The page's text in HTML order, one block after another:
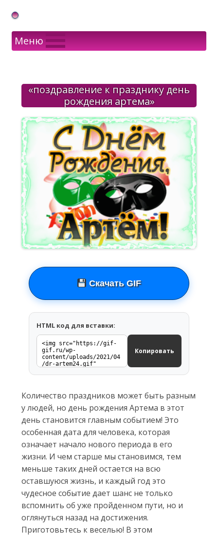
Gif Открытки в подарок
Меню
«поздравление к празднику день
рождения артема»
Скачать GIF
HTML код для вставки:
Копировать
Количество праздников может быть разным
у людей, но день рождения Артема в этот
день становится главным событием! Это
особенная дата для человека, которая
означает начало нового периода в его
жизни. И чем старше мы становимся, тем
меньше таких дней остается на всю
оставшуюся жизнь, и каждый год это
чудесное событие дает шанс не только
вспомнить об уже пройденном пути, но и
оглянуться назад на достижения.
Приготовьтесь к веселью! В этом